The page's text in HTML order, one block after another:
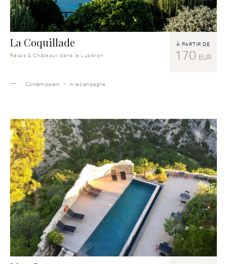
La Coquillade
Relais & Châteaux dans le Luberon
À PARTIR DE
170 EUR
Contemporain A la campagne